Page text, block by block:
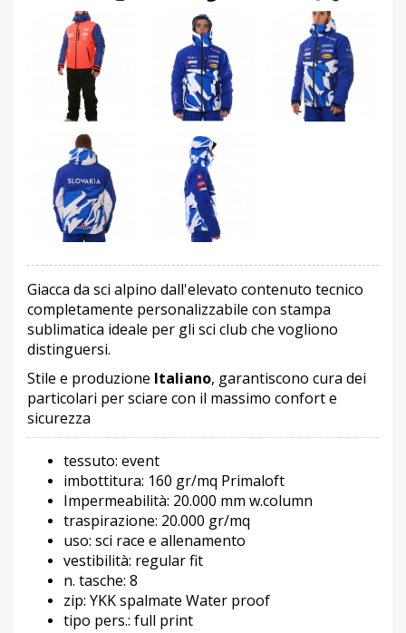
Giacca da sci alpino dall'elevato contenuto tecnico
completamente personalizzabile con stampa
sublimatica ideale per gli sci club che vogliono
distinguersi.
Stile e produzione Italiano, garantiscono cura dei
particolari per sciare con il massimo confort e
sicurezza
tessuto: event
imbottitura: 160 gr/mq Primaloft
Impermeabilità: 20.000 mm w.column
traspirazione: 20.000 gr/mq
uso: sci race e allenamento
vestibilità: regular fit
n. tasche: 8
zip: YKK spalmate Water proof
tipo pers.: full print